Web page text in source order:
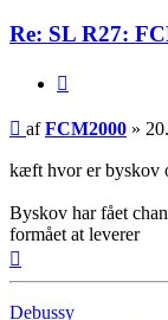
Re: SL R27:
Indlæg
afFCM2000 »
kæft hvor er byskov
Byskov har fået
formået at leverer
Debussy